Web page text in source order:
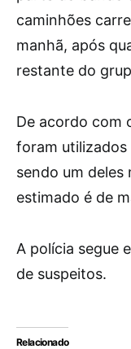
caminhões
manhã, após
restante do
De acordo com
foram utilizados
sendo um deles
estimado é de
A polícia segue
de suspeitos.
Relacionado